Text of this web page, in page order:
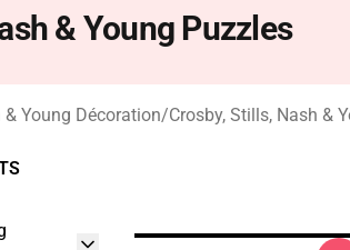
& Young Puzzles
& Young Décoration/Crosby, Stills, Nash &